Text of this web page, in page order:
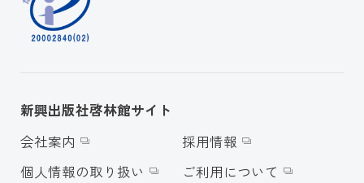
新興出版社啓林館サイト
会社案内
採用情報
個人情報の取り扱い
ご利用について